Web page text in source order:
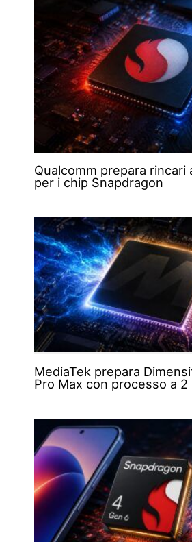
Qualcomm prepara rincari
per i chip Snapdragon
MediaTek prepara
Pro Max con processo a 2